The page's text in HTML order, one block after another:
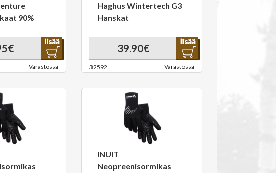
90%
Varastossa
Haghus Wintertech G3
Hanskat
39.90€
32592 Varastossa
INUIT
Neopreenisormikas